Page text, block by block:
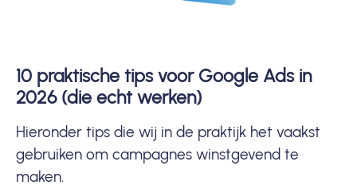
10 praktische tips voor Google Ads in
2026 (die echt werken)
Hieronder tips die wij in de praktijk het vaakst
gebruiken om campagnes winstgevend te
maken.